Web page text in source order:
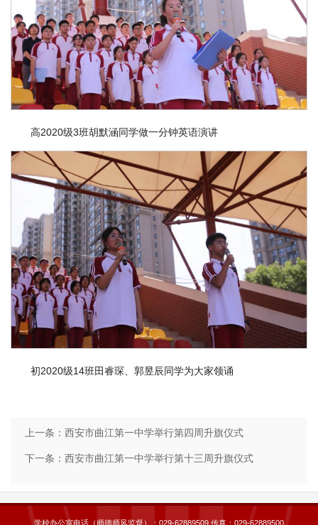
高2020级3班胡默涵同学做一分钟英语演讲
初2020级14班田睿琛、郭昱辰同学为大家领诵
上一条： 西安市曲江第一中学举行第四周升旗仪式
下一条： 西安市曲江第一中学举行第十三周升旗仪式
学校办公室电话（师德师风监督）：029-62889509 传真：029-62889500